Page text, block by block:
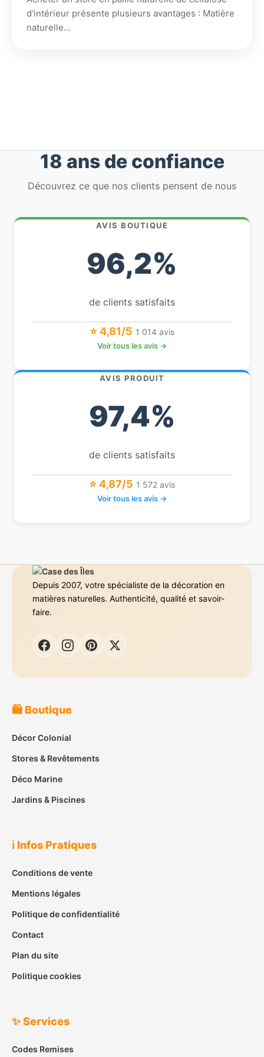
d'intérieur présente plusieurs avantages : Matière
naturelle…
18 ans de confiance
Découvrez ce que nos clients pensent de nous
AVIS BOUTIQUE
96,2%
de clients satisfaits
⭐ 4,81/5 1 014 avis
Voir tous les avis →
AVIS PRODUIT
97,4%
de clients satisfaits
⭐ 4,87/5 1 572 avis
Voir tous les avis →
Depuis 2007, votre spécialiste de la décoration en
matières naturelles. Authenticité, qualité et savoir-
faire.
🛍️ Boutique
Décor Colonial
Stores & Revêtements
Déco Marine
Jardins & Piscines
ℹ️ Infos Pratiques
Conditions de vente
Mentions légales
Politique de confidentialité
Contact
Plan du site
Politique cookies
✨ Services
Codes Remises